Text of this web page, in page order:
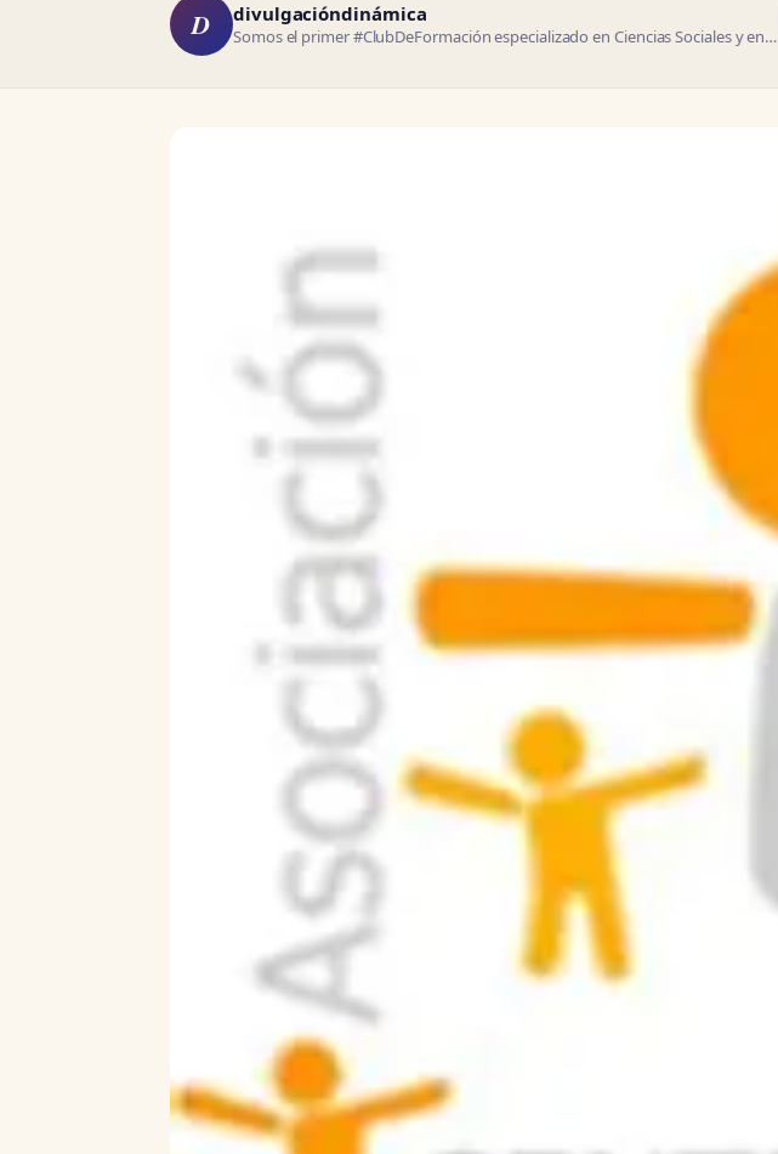
D divulgacióndinámica
Somos el primer #ClubDeFormación especializado en Ciencias Sociales y en…